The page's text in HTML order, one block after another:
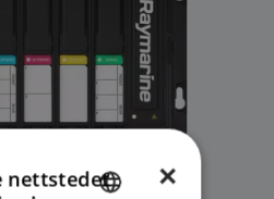
×
nettstedet